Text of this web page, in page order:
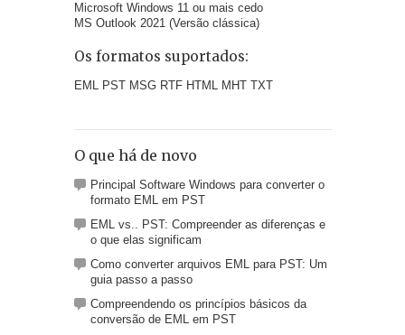
Microsoft Windows 11 ou mais cedo
MS Outlook 2021 (Versão clássica)
Os formatos suportados:
EML PST MSG RTF HTML MHT TXT
O que há de novo
Principal Software Windows para converter o
formato EML em PST
EML vs.. PST: Compreender as diferenças e
o que elas significam
Como converter arquivos EML para PST: Um
guia passo a passo
Compreendendo os princípios básicos da
conversão de EML em PST